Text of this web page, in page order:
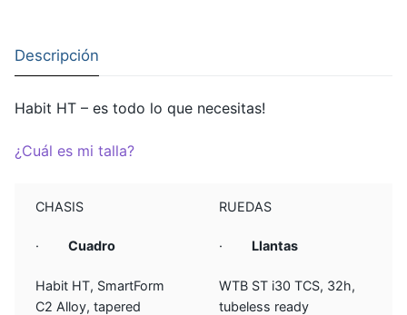
Descripción
Habit HT – es todo lo que necesitas!
¿Cuál es mi talla?
CHASIS
·Cuadro
Habit HT, SmartForm
C2 Alloy, tapered
RUEDAS
· Llantas
WTB ST i30 TCS, 32h,
tubeless ready